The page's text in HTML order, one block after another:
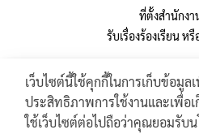
ที่ตั้งสำนักง
รับเรื่องร้องเรียน ห
GAS TURBINE
PIPELINE
เว็บไซต์นี้ใช้คุกกี้ในการเก็บข้อมู
ประสิทธิภาพการใช้งานและเพื่อ
ใช้เว็บไซต์ต่อไปถือว่าคุณยอมรับ